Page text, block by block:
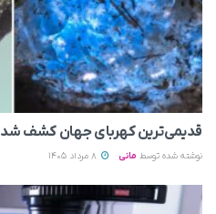
قدیمی‌ترین کهربای جهان کشف شد
نوشته شده توسط مانی